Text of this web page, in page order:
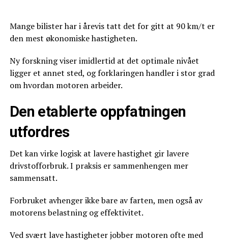
Mange bilister har i årevis tatt det for gitt at 90 km/t er
den mest økonomiske hastigheten.
Ny forskning viser imidlertid at det optimale nivået
ligger et annet sted, og forklaringen handler i stor grad
om hvordan motoren arbeider.
Den etablerte oppfatningen
utfordres
Det kan virke logisk at lavere hastighet gir lavere
drivstofforbruk. I praksis er sammenhengen mer
sammensatt.
Forbruket avhenger ikke bare av farten, men også av
motorens belastning og effektivitet.
Ved svært lave hastigheter jobber motoren ofte med